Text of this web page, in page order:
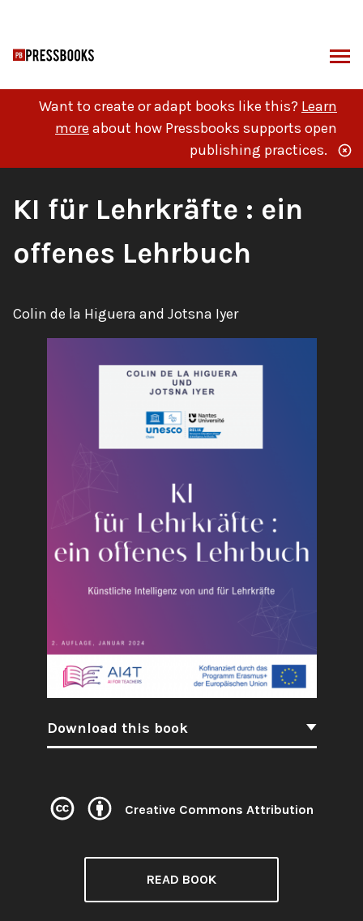
content
Want to create or adapt books like this? Learn
more about how Pressbooks supports open
publishing practices.
Book
Title:
KI für Lehrkräfte : ein
offenes Lehrbuch
Authors:
Colin de la Higuera and Jotsna Iyer
Download this book
License:
Creative Commons Attribution
READ BOOK